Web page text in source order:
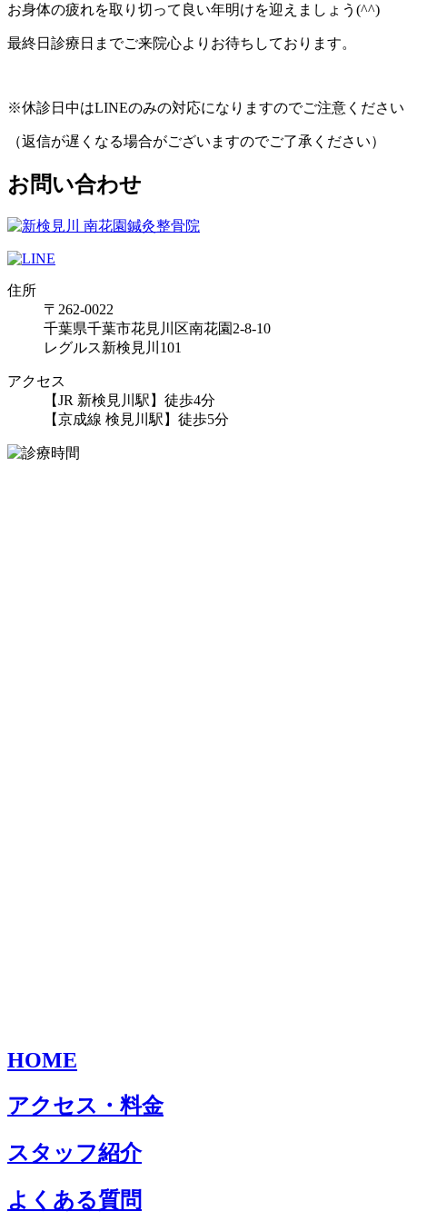
お身体の疲れを取り切って良い年明けを迎えましょう(^^)
最終日診療日までご来院心よりお待ちしております。
※休診日中はLINEのみの対応になりますのでご注意ください
（返信が遅くなる場合がございますのでご了承ください）
お問い合わせ
住所
〒262-0022
千葉県千葉市花見川区南花園2-8-10
レグルス新検見川101
アクセス
【JR 新検見川駅】徒歩4分
【京成線 検見川駅】徒歩5分
HOME
アクセス・料金
スタッフ紹介
よくある質問